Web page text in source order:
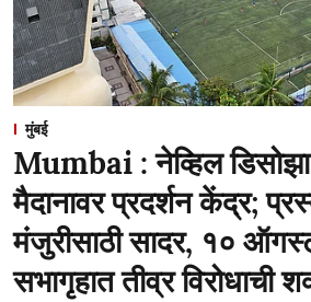
मुंबई
Mumbai : नेव्हिल
मैदानावर प्रदर्शन केंद्र;
मंजुरीसाठी सादर, १०
सभागृहात तीव्र विरोधाची